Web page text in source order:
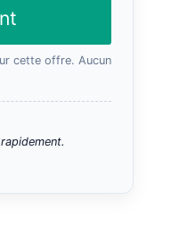
cette offre. Aucun